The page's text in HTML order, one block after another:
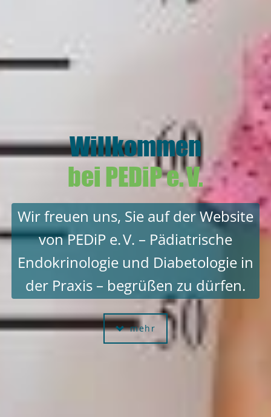
Willkommen
Willkommen
bei PEDiP e. V.
bei PEDiP e. V.
Wir freuen uns, Sie auf der Website
von PEDiP e. V. – Pädiatrische
Endokrinologie und Diabetologie in
der Praxis – begrüßen zu dürfen.
mehr